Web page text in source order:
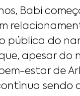
Babi
pública do
apesar do
estar de
sendo